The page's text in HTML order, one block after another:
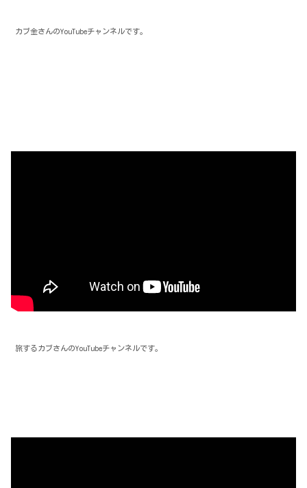
カブ金さんのYouTubeチャンネルです。
旅するカブさんのYouTubeチャンネルです。